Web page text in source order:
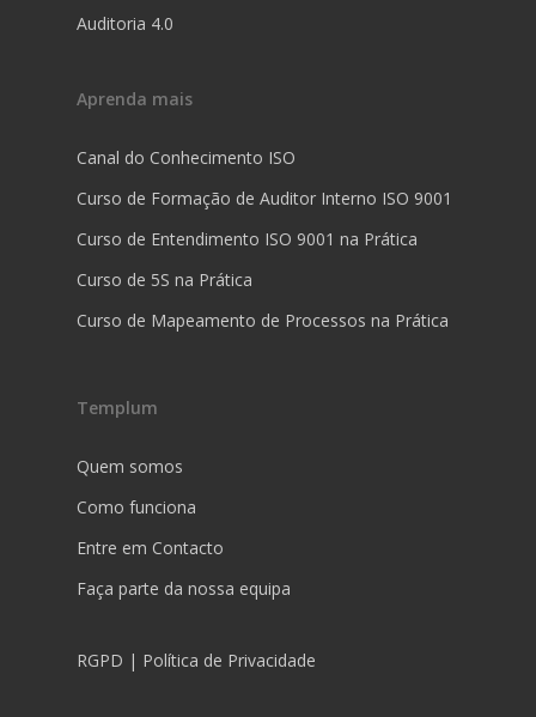
Auditoria 4.0
Aprenda mais
Canal do Conhecimento ISO
Curso de Formação de Auditor Interno ISO 9001
Curso de Entendimento ISO 9001 na Prática
Curso de 5S na Prática
Curso de Mapeamento de Processos na Prática
Templum
Quem somos
Como funciona
Entre em Contacto
Faça parte da nossa equipa
RGPD | Política de Privacidade